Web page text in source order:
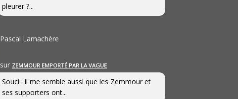
pleurer ?...
Pascal Lamachère
sur ZEMMOUR EMPORTÉ PAR LA VAGUE
Souci : il me semble aussi que les Zemmour et
ses supporters ont...